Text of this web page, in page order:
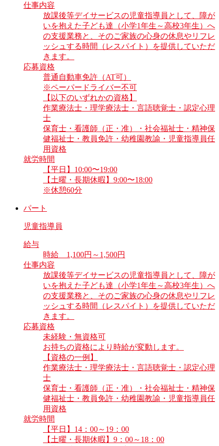
仕事内容
放課後等デイサービスの児童指導員として、障が
いを抱えた子ども達（小学1年生～高校3年生）へ
の支援業務と、そのご家族の心身の休息やリフレ
ッシュする時間（レスパイト）を提供していただ
きます。
応募資格
普通自動車免許（AT可）
※ペーパードライバー不可
【以下のいずれかの資格】
作業療法士・理学療法士・言語聴覚士・認定心理
士
保育士・看護師（正・准）・社会福祉士・精神保
健福祉士・教員免許・幼稚園教諭・児童指導員任
用資格
就労時間
【平日】10:00〜19:00
【土曜・長期休暇】9:00〜18:00
※休憩60分
パート
児童指導員
給与
時給 1,100円～1,500円
仕事内容
放課後等デイサービスの児童指導員として、障が
いを抱えた子ども達（小学1年生～高校3年生）へ
の支援業務と、そのご家族の心身の休息やリフレ
ッシュする時間（レスパイト）を提供していただ
きます。
応募資格
未経験・無資格可
お持ちの資格により時給が変動します。
【資格の一例】
作業療法士・理学療法士・言語聴覚士・認定心理
士
保育士・看護師（正・准）・社会福祉士・精神保
健福祉士・教員免許・幼稚園教諭・児童指導員任
用資格
就労時間
【平日】14：00～19：00
【土曜・長期休暇】9：00～18：00